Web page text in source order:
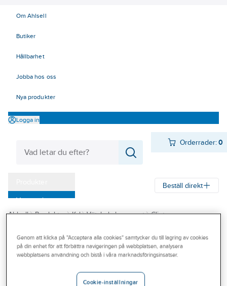
Om Ahlsell
Butiker
Hållbarhet
Jobba hos oss
Nya produkter
Logga in
Orderrader:0
Varumärken
Outlet
Branscher
Beställ direkt
Ahlsell Produkter Kyl Vätskekylaggregat Clint
CLINT
CHA/H/A 351P-
Genom att klicka på "Acceptera alla cookies" samtycker du till lagring av cookies
på din enhet för att förbättra navigeringen på webbplatsen, analysera
webbplatsens användning och bistå i våra marknadsföringsinsatser.
Cookie-inställningar